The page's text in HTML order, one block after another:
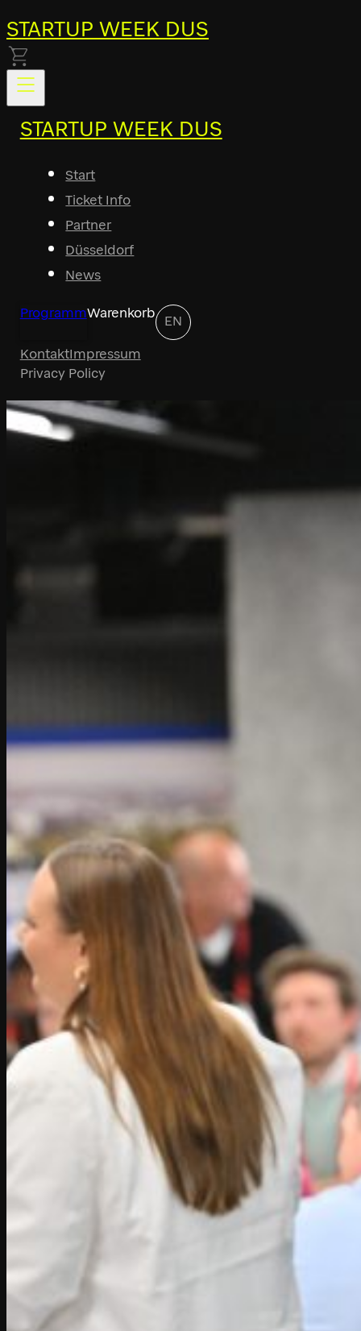
STARTUP WEEK DUS
STARTUP WEEK DUS
Start
Ticket Info
Partner
Düsseldorf
News
ProgrammWarenkorb
EN
KontaktImpressum
Privacy Policy